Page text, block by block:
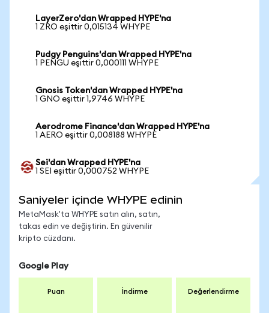
LayerZero'dan Wrapped HYPE'na
1 ZRO eşittir 0,015134 WHYPE
Pudgy Penguins'dan Wrapped HYPE'na
1 PENGU eşittir 0,000111 WHYPE
Gnosis Token'dan Wrapped HYPE'na
1 GNO eşittir 1,9746 WHYPE
Aerodrome Finance'dan Wrapped HYPE'na
1 AERO eşittir 0,008188 WHYPE
Sei'dan Wrapped HYPE'na
1 SEI eşittir 0,000752 WHYPE
Saniyeler içinde WHYPE edinin
MetaMask'ta WHYPE satın alın, satın,
takas edin ve değiştirin. En güvenilir
kripto cüzdanı.
Google Play
Puan İndirme Değerlendirme